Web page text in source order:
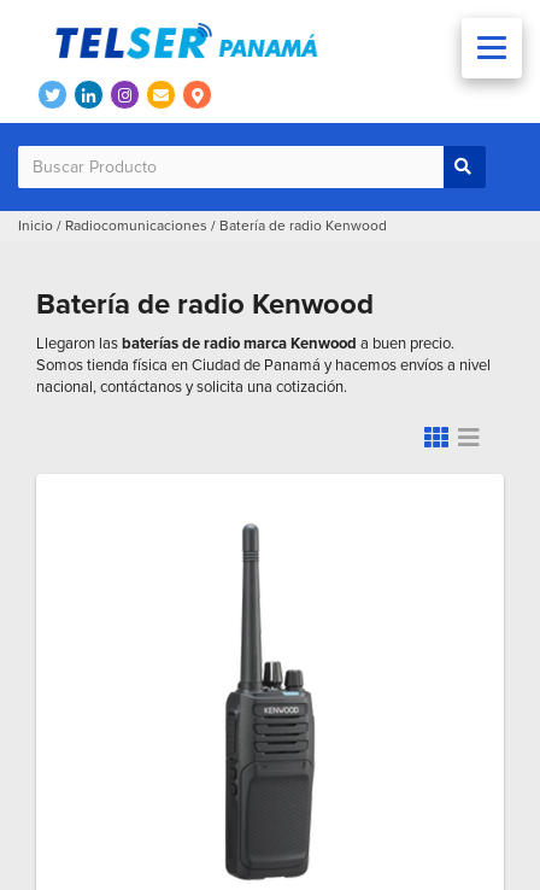
Inicio / Radiocomunicaciones / Batería de radio Kenwood
Batería de radio Kenwood
Llegaron lasbaterías de radio marca Kenwood a buen precio.
Somos tienda física en Ciudad de Panamá y hacemos envíos a nivel
nacional, contáctanos y solicita una cotización.